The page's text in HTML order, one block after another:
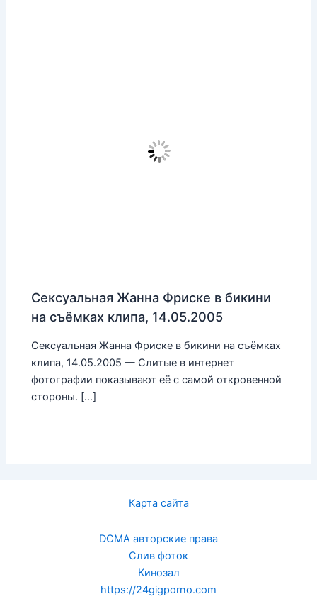
Сексуальная Жанна Фриске в бикини
на съёмках клипа, 14.05.2005
Сексуальная Жанна Фриске в бикини на съёмках
клипа, 14.05.2005 — Слитые в интернет
фотографии показывают её с самой откровенной
стороны. […]
Карта сайта
DCMA авторские права
Слив фоток
Кинозал
https://24gigporno.com